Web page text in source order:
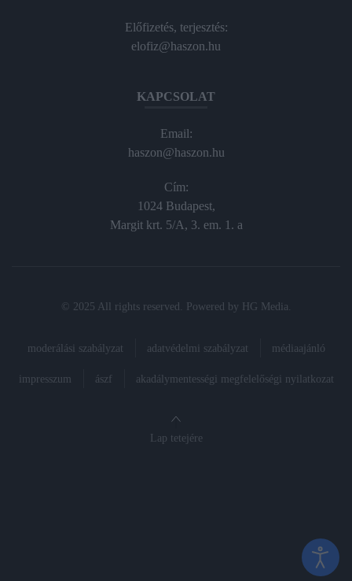
Előfizetés, terjesztés:
elofiz@haszon.hu
KAPCSOLAT
Email:
haszon@haszon.hu
Cím:
1024 Budapest,
Margit krt. 5/A, 3. em. 1. a
© 2025 All rights reserved. Powered by HG Media
moderálási szabályzat adatvédelmi szabályzat médiaajánló
impresszum ászf akadálymentességi megfelelőségi nyilatkozat
Lap tetejére